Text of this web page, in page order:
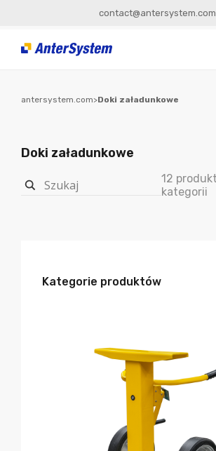
contact@antersystem.com
antersystem.com>Doki załadunkowe
Doki załadunkowe
12
kategorii
Kategorie produktów